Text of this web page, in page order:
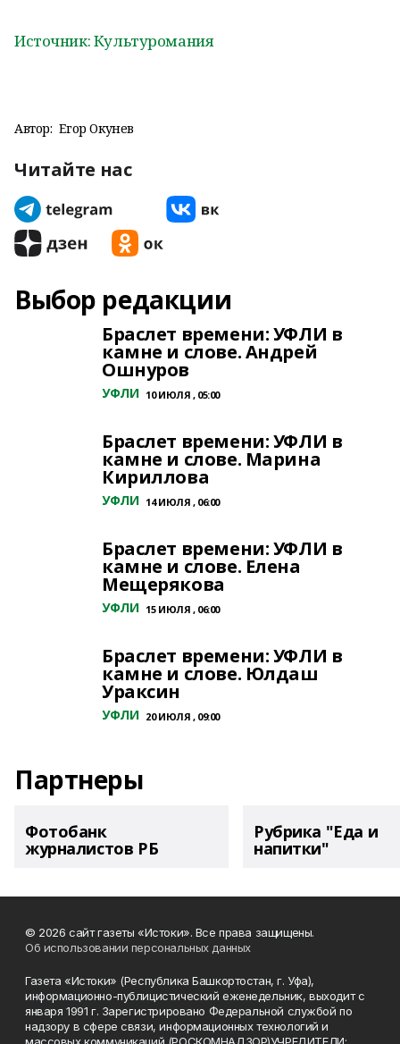
Источник: Культуромания
Автор: Егор Окунев
Читайте нас
Выбор редакции
Браслет времени: УФЛИ в
камне и слове. Андрей
Ошнуров
УФЛИ 10 ИЮЛЯ , 05:00
Браслет времени: УФЛИ в
камне и слове. Марина
Кириллова
УФЛИ 14 ИЮЛЯ , 06:00
Браслет времени: УФЛИ в
камне и слове. Елена
Мещерякова
УФЛИ 15 ИЮЛЯ , 06:00
Браслет времени: УФЛИ в
камне и слове. Юлдаш
Ураксин
УФЛИ 20 ИЮЛЯ , 09:00
Партнеры
Фотобанк
журналистов РБ
Рубрика "Еда и
напитки"
© 2026 сайт газеты «Истоки». Все права защищены.
Об использовании персональных данных
Газета «Истоки» (Республика Башкортостан, г. Уфа),
информационно-публицистический еженедельник, выходит с
января 1991 г. Зарегистрировано Федеральной службой по
надзору в сфере связи, информационных технологий и